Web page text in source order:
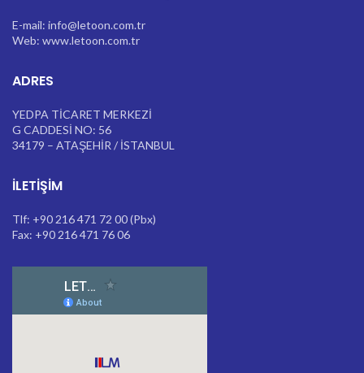
E-mail: info@letoon.com.tr
Web: www.letoon.com.tr
ADRES
YEDPA TİCARET MERKEZİ
G CADDESİ NO: 56
34179 – ATAŞEHİR / İSTANBUL
İLETIŞIM
Tlf: +90 216 471 72 00 (Pbx)
Fax: +90 216 471 76 06